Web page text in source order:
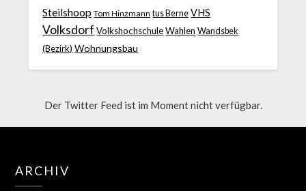
Steilshoop Tom Hinzmann tus Berne VHS
Volksdorf Volkshochschule Wahlen Wandsbek
(Bezirk) Wohnungsbau
Der Twitter Feed ist im Moment nicht verfügbar.
ARCHIV